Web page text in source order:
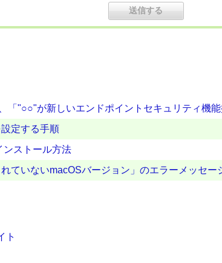
「"○○"が新しいエンドポイントセキュリティ機
定する手順
ンストール方法
ていないmacOSバージョン」のエラーメッセ